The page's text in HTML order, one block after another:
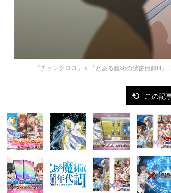
『チェンクロ３』ｘ『とある魔術の禁書目録III
この記